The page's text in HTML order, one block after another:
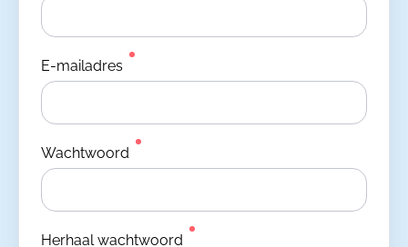
E-mailadres
Wachtwoord
Herhaal wachtwoord